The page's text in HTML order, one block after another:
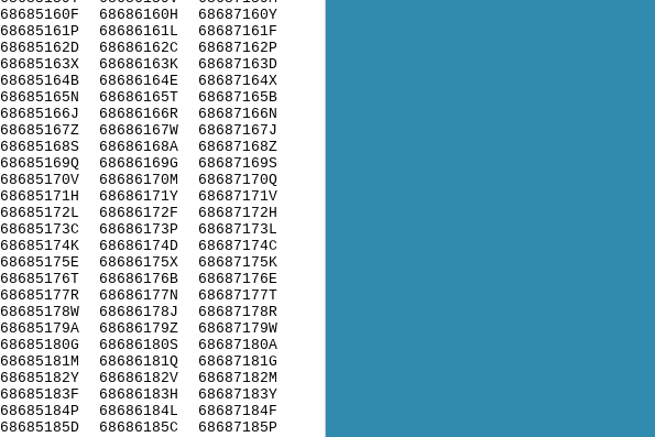
68685160F
68685161P
68685162D
68685163X
68685164B
68685165N
68685166J
68685167Z
68685168S
68685169Q
68685170V
68685171H
68685172L
68685173C
68685174K
68685175E
68685176T
68685177R
68685178W
68685179A
68685180G
68685181M
68685182Y
68685183F
68685184P
68685185D
68686160H
68686161L
68686162C
68686163K
68686164E
68686165T
68686166R
68686167W
68686168A
68686169G
68686170M
68686171Y
68686172F
68686173P
68686174D
68686175X
68686176B
68686177N
68686178J
68686179Z
68686180S
68686181Q
68686182V
68686183H
68686184L
68686185C
68687160Y
68687161F
68687162P
68687163D
68687164X
68687165B
68687166N
68687167J
68687168Z
68687169S
68687170Q
68687171V
68687172H
68687173L
68687174C
68687175K
68687176E
68687177T
68687178R
68687179W
68687180A
68687181G
68687182M
68687183Y
68687184F
68687185P